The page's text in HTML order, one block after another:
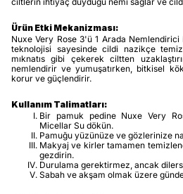
Ürün Etki Mekanizması:
Nuxe Very Rose 3'ü 1 Arada
teknolojisi sayesinde cildi nazikçe
mıknatıs gibi çekerek ciltten
nemlendirir ve yumuşatırken, bitkisel
korur ve güçlendirir.
Kullanım Talimatları:
Bir pamuk pedine Nuxe Very
Micellar Su dökün.
Pamuğu yüzünüze ve gözlerinize
Makyaj ve kirler tamamen
gezdirin.
Durulama gerektirmez, ancak
Sabah ve akşam olmak üzere